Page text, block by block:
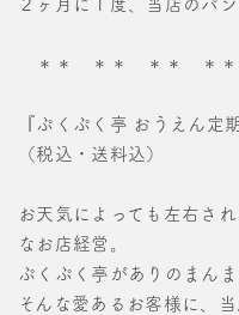
２ヶ月に１度、当店のパ
＊＊ ＊＊ ＊＊ ＊＊
『ぷくぷく亭 おうえん定
（税込・送料込）
お天気によっても左右さ
なお店経営。
ぷくぷく亭がありのまん
そんな愛あるお客様に、